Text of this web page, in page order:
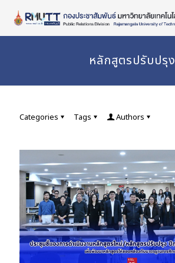
Content
หลักสูตรปรับปรุง
Categories Tags Authors